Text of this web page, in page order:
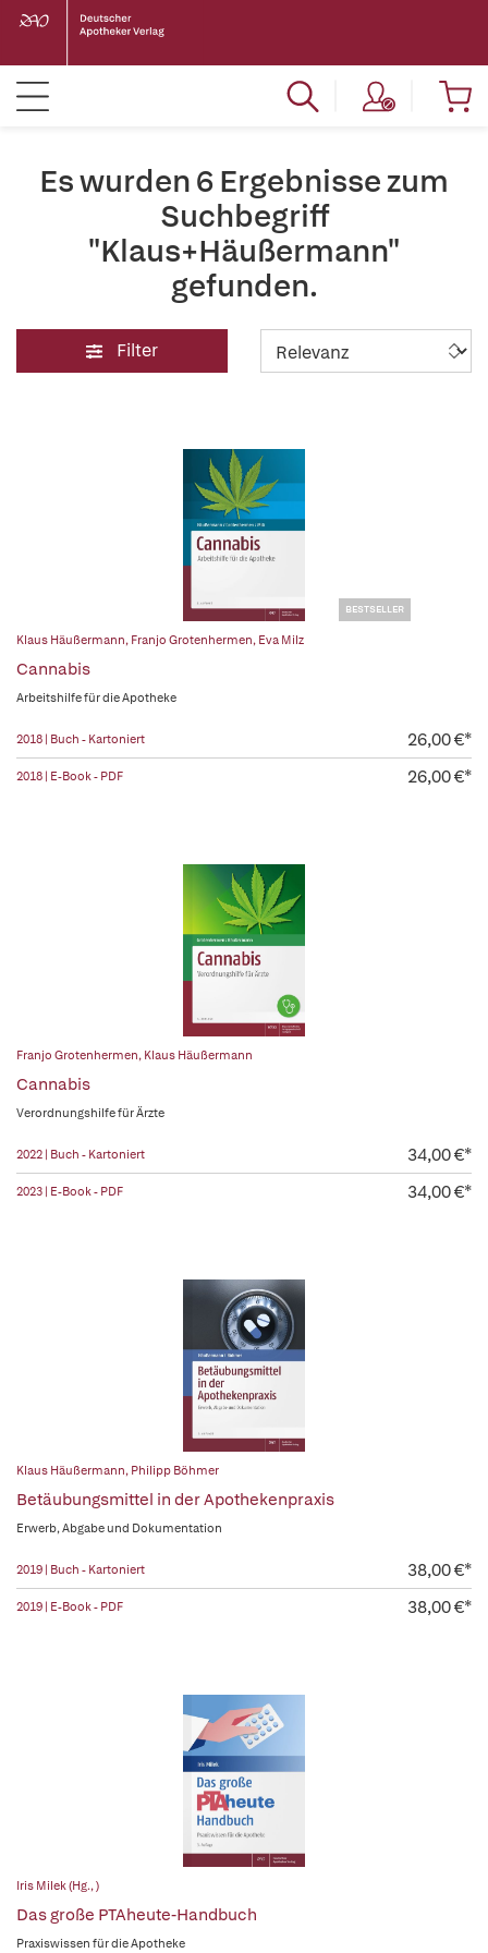
Es wurden 6 Ergebnisse zum
Suchbegriff
"Klaus+Häußermann"
gefunden.
Filter
BESTSELLER
Klaus Häußermann, Franjo Grotenhermen, Eva Milz
Cannabis
Arbeitshilfe für die Apotheke
2018 | Buch - Kartoniert 26,00 €*
2018 | E-Book - PDF 26,00 €*
Franjo Grotenhermen, Klaus Häußermann
Cannabis
Verordnungshilfe für Ärzte
2022 | Buch - Kartoniert 34,00 €*
2023 | E-Book - PDF 34,00 €*
Klaus Häußermann, Philipp Böhmer
Betäubungsmittel in der Apothekenpraxis
Erwerb, Abgabe und Dokumentation
2019 | Buch - Kartoniert 38,00 €*
2019 | E-Book - PDF 38,00 €*
Iris Milek (Hg., )
Das große PTAheute-Handbuch
Praxiswissen für die Apotheke